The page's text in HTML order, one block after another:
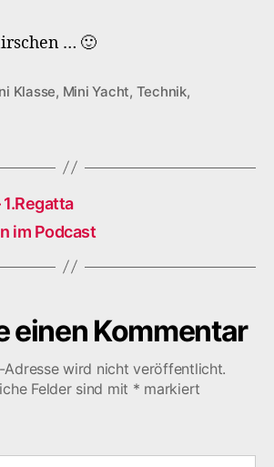
… 🙂
Klasse, Mini Yacht, Technik,
im Podcast
einen Kommentar
Adresse wird nicht veröffentlicht.
Felder sind mit * markiert